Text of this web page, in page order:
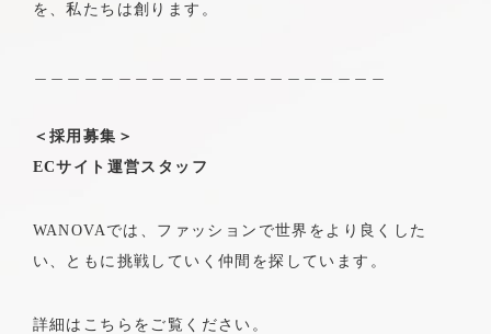
を、私たちは創ります。
＜採用募集＞
ECサイト運営スタッフ
WANOVAでは、ファッションで世界をより良くした
い、ともに挑戦していく仲間を探しています。
詳細はこちらをご覧ください。